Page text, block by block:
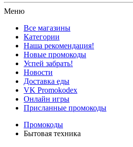
Меню
Все магазины
Категории
Наша рекомендация!
Новые промокоды
Успей забрать!
Новости
Доставка еды
VK Promokodex
Онлайн игры
Присланные промокоды
Промокоды
Бытовая техника